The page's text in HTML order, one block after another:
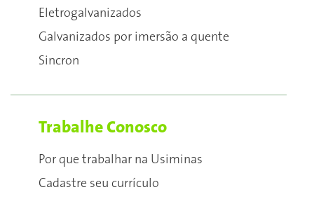
Eletrogalvanizados
Galvanizados por imersão a quente
Sincron
Trabalhe Conosco
Por que trabalhar na Usiminas
Cadastre seu currículo